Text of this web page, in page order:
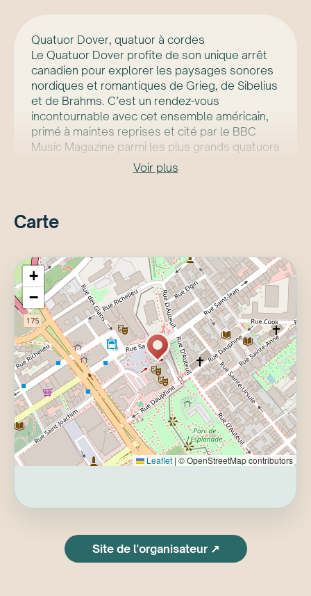
Quatuor Dover, quatuor à cordes
Le Quatuor Dover profite de son unique arrêt
canadien pour explorer les paysages sonores
nordiques et romantiques de Grieg, de Sibelius
et de Brahms. C’est un rendez-vous
incontournable avec cet ensemble américain,
primé à maintes reprises et cité par le BBC
Music Magazine parmi les plus grands quatuors
des 100 dernières années.
Ce concert est soutenu par Groupe Canimex.
Voir plus
Carte
+
−
Leaflet | © OpenStreetMap contributors
Site de l'organisateur ↗